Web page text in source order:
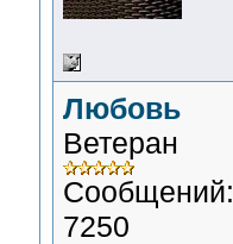
Любовь
Ветеран
Сообщений:
7250